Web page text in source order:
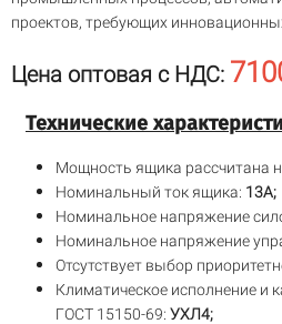
проектов, требующих
Цена оптовая с НДС:
Технические
Мощность ящика рассчитана
Номинальный ток ящика: 13А;
Номинальное напряжение
Номинальное напряжение
Отсутствует выбор
Климатическое исполнение и
ГОСТ 15150-69: УХЛ4;